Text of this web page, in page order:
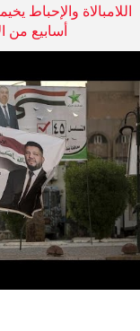
2018 والتي بلغت 44 %
اللامبالاة والإحباط
أسابيع من